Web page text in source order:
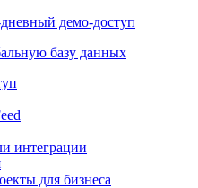
демо-доступ
базу данных
интеграции
для бизнеса